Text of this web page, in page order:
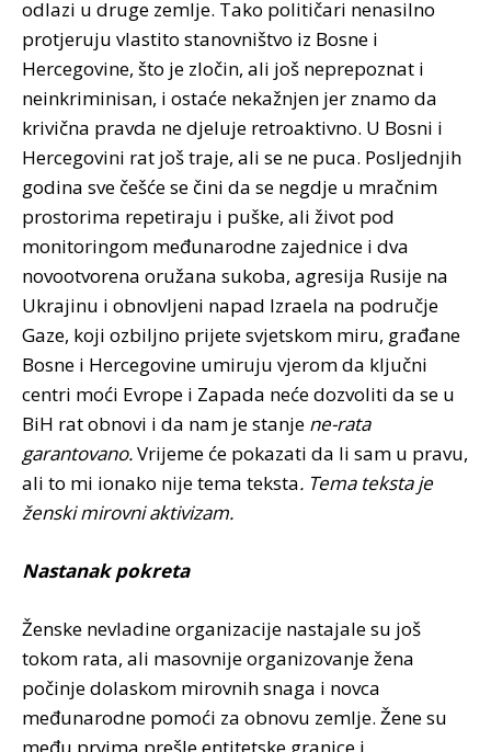
odlazi u druge zemlje. Tako političari nenasilno
protjeruju vlastito stanovništvo iz Bosne i
Hercegovine, što je zločin, ali još neprepoznat i
neinkriminisan, i ostaće nekažnjen jer znamo da
krivična pravda ne djeluje retroaktivno. U Bosni i
Hercegovini rat još traje, ali se ne puca. Posljednjih
godina sve češće se čini da se negdje u mračnim
prostorima repetiraju i puške, ali život pod
monitoringom međunarodne zajednice i dva
novootvorena oružana sukoba, agresija Rusije na
Ukrajinu i obnovljeni napad Izraela na područje
Gaze, koji ozbiljno prijete svjetskom miru, građane
Bosne i Hercegovine umiruju vjerom da ključni
centri moći Evrope i Zapada neće dozvoliti da se u
BiH rat obnovi i da nam je stanje ne-rata
garantovano.Vrijeme će pokazati da li sam u pravu,
ali to mi ionako nije tema teksta. Tema teksta je
ženski mirovni aktivizam.
Nastanak pokreta
Ženske nevladine organizacije nastajale su još
tokom rata, ali masovnije organizovanje žena
počinje dolaskom mirovnih snaga i novca
međunarodne pomoći za obnovu zemlje. Žene su